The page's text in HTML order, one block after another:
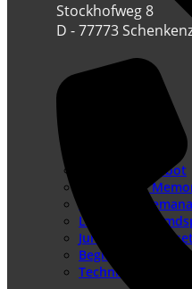
Sprachenangebot
Translation
Lektorat –
Juristische
Beglaubigte
Technische
Stockhofweg 8
D - 77773